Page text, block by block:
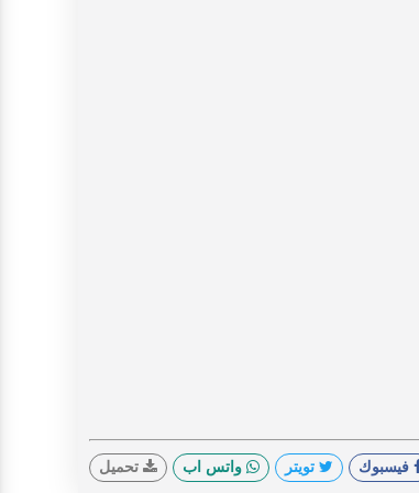
فيسبوك تويتر واتس اب تحميل